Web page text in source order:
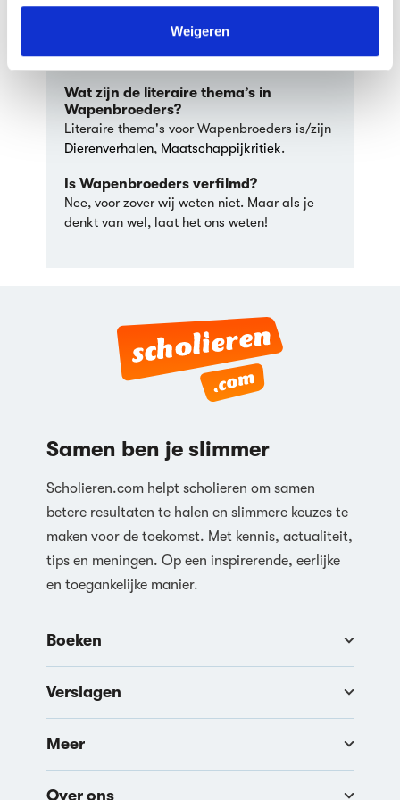
We werken samen met63 derdendie uw gegevens
kunnen ontvangen en verwerken.
Weigeren
Wapenbroeders werd geschreven in het
Nederlands.
Wat zijn de literaire thema’s in
Wapenbroeders?
Literaire thema's voor Wapenbroeders is/zijn
Dierenverhalen, Maatschappijkritiek.
Is Wapenbroeders verfilmd?
Nee, voor zover wij weten niet. Maar als je
denkt van wel, laat het ons weten!
Samen ben je slimmer
Scholieren.com helpt scholieren om samen
betere resultaten te halen en slimmere keuzes te
maken voor de toekomst. Met kennis, actualiteit,
tips en meningen. Op een inspirerende, eerlijke
en toegankelijke manier.
Boeken
Verslagen
Meer
Over ons